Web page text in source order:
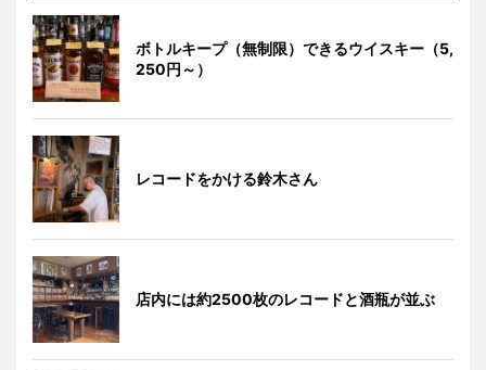
ボトルキープ（無制限）できるウイスキー（5,
250円～）
レコードをかける鈴木さん
店内には約2500枚のレコードと酒瓶が並ぶ